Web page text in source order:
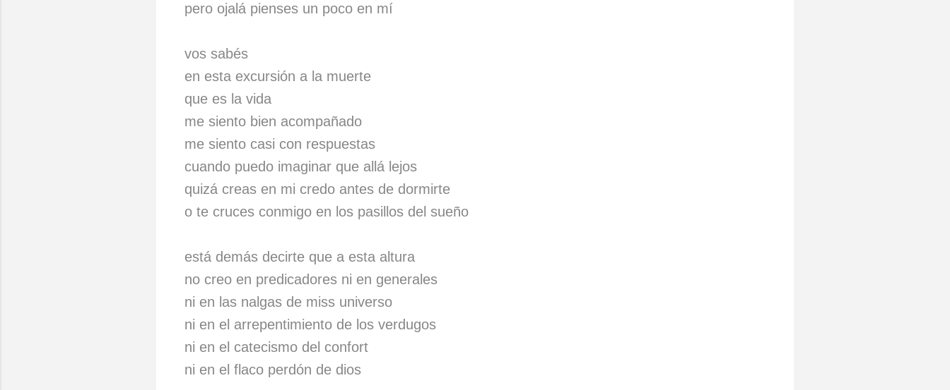
pero ojalá pienses un poco en mí
vos sabés
en esta excursión a la muerte
que es la vida
me siento bien acompañado
me siento casi con respuestas
cuando puedo imaginar que allá lejos
quizá creas en mi credo antes de dormirte
o te cruces conmigo en los pasillos del sueño
está demás decirte que a esta altura
no creo en predicadores ni en generales
ni en las nalgas de miss universo
ni en el arrepentimiento de los verdugos
ni en el catecismo del confort
ni en el flaco perdón de dios